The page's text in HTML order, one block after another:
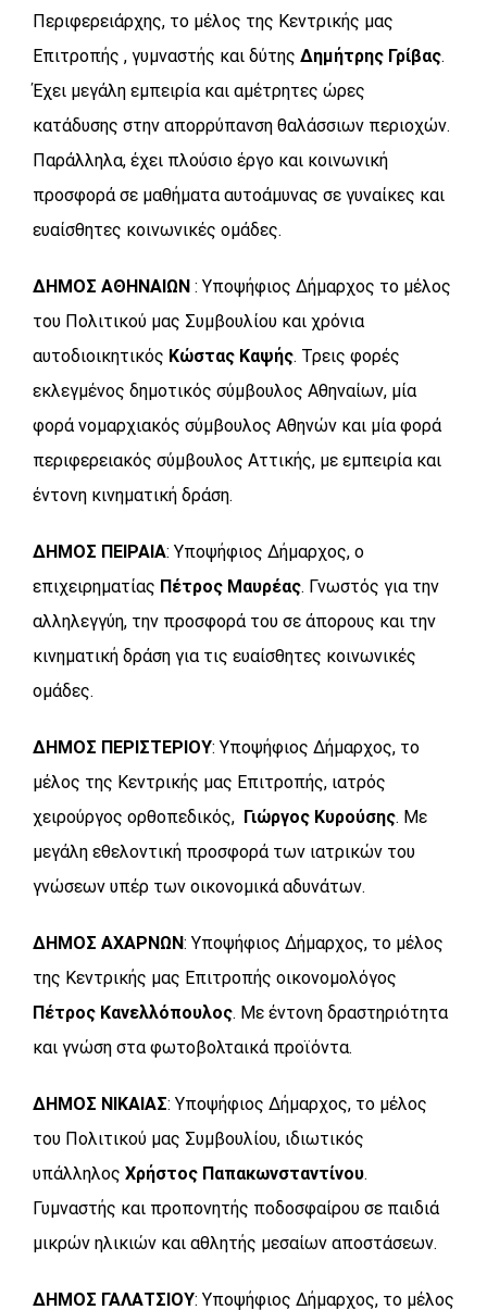
Περιφερειάρχης, το μέλος της Κεντρικής μας
Επιτροπής , γυμναστής και δύτης Δημήτρης Γρίβας.
Έχει μεγάλη εμπειρία και αμέτρητες ώρες
κατάδυσης στην απορρύπανση θαλάσσιων περιοχών.
Παράλληλα, έχει πλούσιο έργο και κοινωνική
προσφορά σε μαθήματα αυτοάμυνας σε γυναίκες και
ευαίσθητες κοινωνικές ομάδες.
ΔΗΜΟΣ ΑΘΗΝΑΙΩΝ : Υποψήφιος Δήμαρχος το μέλος
του Πολιτικού μας Συμβουλίου και χρόνια
αυτοδιοικητικός Κώστας Καψής. Τρεις φορές
εκλεγμένος δημοτικός σύμβουλος Αθηναίων, μία
φορά νομαρχιακός σύμβουλος Αθηνών και μία φορά
περιφερειακός σύμβουλος Αττικής, με εμπειρία και
έντονη κινηματική δράση.
ΔΗΜΟΣ ΠΕΙΡΑΙΑ: Υποψήφιος Δήμαρχος, ο
επιχειρηματίας Πέτρος Μαυρέας. Γνωστός για την
αλληλεγγύη, την προσφορά του σε άπορους και την
κινηματική δράση για τις ευαίσθητες κοινωνικές
ομάδες.
ΔΗΜΟΣ ΠΕΡΙΣΤΕΡΙΟΥ: Υποψήφιος Δήμαρχος, το
μέλος της Κεντρικής μας Επιτροπής, ιατρός
χειρούργος ορθοπεδικός, Γιώργος Κυρούσης. Με
μεγάλη εθελοντική προσφορά των ιατρικών του
γνώσεων υπέρ των οικονομικά αδυνάτων.
ΔΗΜΟΣ ΑΧΑΡΝΩΝ: Υποψήφιος Δήμαρχος, το μέλος
της Κεντρικής μας Επιτροπής οικονομολόγος
Πέτρος Κανελλόπουλος. Με έντονη δραστηριότητα
και γνώση στα φωτοβολταικά προϊόντα.
ΔΗΜΟΣ ΝΙΚΑΙΑΣ: Υποψήφιος Δήμαρχος, το μέλος
του Πολιτικού μας Συμβουλίου, ιδιωτικός
υπάλληλος Χρήστος Παπακωνσταντίνου.
Γυμναστής και προπονητής ποδοσφαίρου σε παιδιά
μικρών ηλικιών και αθλητής μεσαίων αποστάσεων.
ΔΗΜΟΣ ΓΑΛΑΤΣΙΟΥ: Υποψήφιος Δήμαρχος, το μέλος